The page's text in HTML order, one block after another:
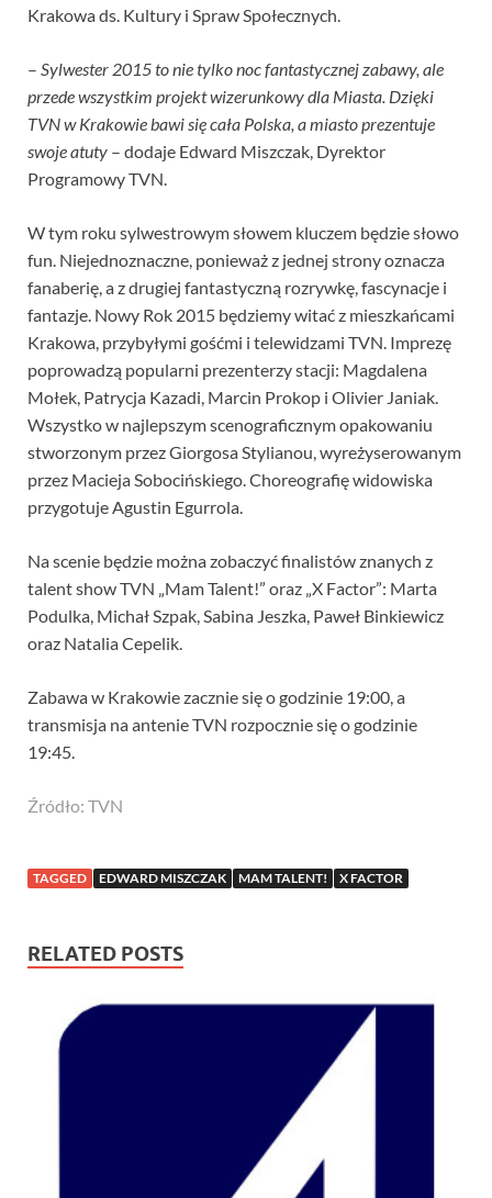
Krakowa ds. Kultury i Spraw Społecznych.
– Sylwester 2015 to nie tylko noc fantastycznej zabawy, ale
przede wszystkim projekt wizerunkowy dla Miasta. Dzięki
TVN w Krakowie bawi się cała Polska, a miasto prezentuje
swoje atuty – dodaje Edward Miszczak, Dyrektor
Programowy TVN.
W tym roku sylwestrowym słowem kluczem będzie słowo
fun. Niejednoznaczne, ponieważ z jednej strony oznacza
fanaberię, a z drugiej fantastyczną rozrywkę, fascynacje i
fantazje. Nowy Rok 2015 będziemy witać z mieszkańcami
Krakowa, przybyłymi gośćmi i telewidzami TVN. Imprezę
poprowadzą popularni prezenterzy stacji: Magdalena
Mołek, Patrycja Kazadi, Marcin Prokop i Olivier Janiak.
Wszystko w najlepszym scenograficznym opakowaniu
stworzonym przez Giorgosa Stylianou, wyreżyserowanym
przez Macieja Sobocińskiego. Choreografię widowiska
przygotuje Agustin Egurrola.
Na scenie będzie można zobaczyć finalistów znanych z
talent show TVN „Mam Talent!” oraz „X Factor”: Marta
Podulka, Michał Szpak, Sabina Jeszka, Paweł Binkiewicz
oraz Natalia Cepelik.
Zabawa w Krakowie zacznie się o godzinie 19:00, a
transmisja na antenie TVN rozpocznie się o godzinie
19:45.
Źródło: TVN
TAGGED EDWARD MISZCZAK MAM TALENT! X FACTOR
RELATED POSTS